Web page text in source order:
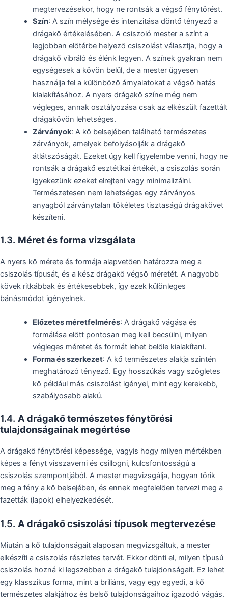
megtervezésekor, hogy ne rontsák a végső fénytörést.
Szín: A szín mélysége és intenzitása döntő tényező a
drágakő értékelésében. A csiszoló mester a színt a
legjobban előtérbe helyező csiszolást választja, hogy a
drágakő vibráló és élénk legyen. A színek gyakran nem
egységesek a kövön belül, de a mester ügyesen
használja fel a különböző árnyalatokat a végső hatás
kialakításához. A nyers drágakő színe még nem
végleges, annak osztályozása csak az elkészült fazettált
drágakövön lehetséges.
Zárványok: A kő belsejében található természetes
zárványok, amelyek befolyásolják a drágakő
átlátszóságát. Ezeket úgy kell figyelembe venni, hogy ne
rontsák a drágakő esztétikai értékét, a csiszolás során
igyekezünk ezeket elrejteni vagy minimalizálni.
Természetesen nem lehetséges egy zárványos
anyagból zárványtalan tökéletes tisztaságú drágakövet
készíteni.
1.3. Méret és forma vizsgálata
A nyers kő mérete és formája alapvetően határozza meg a
csiszolás típusát, és a kész drágakő végső méretét. A nagyobb
kövek ritkábbak és értékesebbek, így ezek különleges
bánásmódot igényelnek.
Előzetes méretfelmérés: A drágakő vágása és
formálása előtt pontosan meg kell becsülni, milyen
végleges méretet és formát lehet belőle kialakítani.
Forma és szerkezet: A kő természetes alakja szintén
meghatározó tényező. Egy hosszúkás vagy szögletes
kő például más csiszolást igényel, mint egy kerekebb,
szabályosabb alakú.
1.4. A drágakő természetes fénytörési
tulajdonságainak megértése
A drágakő fénytörési képessége, vagyis hogy milyen mértékben
képes a fényt visszaverni és csillogni, kulcsfontosságú a
csiszolás szempontjából. A mester megvizsgálja, hogyan törik
meg a fény a kő belsejében, és ennek megfelelően tervezi meg a
fazetták (lapok) elhelyezkedését.
1.5. A drágakő csiszolási típusok megtervezése
Miután a kő tulajdonságait alaposan megvizsgáltuk, a mester
elkészíti a csiszolás részletes tervét. Ekkor dönti el, milyen típusú
csiszolás hozná ki legszebben a drágakő tulajdonságait. Ez lehet
egy klasszikus forma, mint a briliáns, vagy egy egyedi, a kő
természetes alakjához és belső tulajdonságaihoz igazodó vágás.